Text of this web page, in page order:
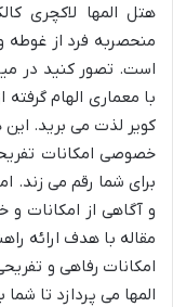
هتل المها لاکچری
منحصربه فرد از
است. تصور کنید در
با معماری الهام
کویر لذت می برید.
خصوصی امکانات
برای شما رقم می زند.
و آگاهی از امکانات
مقاله با هدف ارائه
امکانات رفاهی و
المها می پردازد تا